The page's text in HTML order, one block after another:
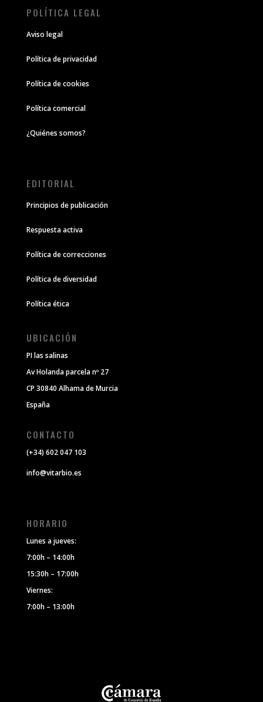
POLÍTICA LEGAL
Aviso legal
Política de privacidad
Política de cookies
Política comercial
¿Quiénes somos?
EDITORIAL
Principios de publicación
Respuesta activa
Política de correcciones
Política de diversidad
Política ética
UBICACIÓN
PI las salinas
Av Holanda parcela nº 27
CP 30840 Alhama de Murcia
España
CONTACTO
(+34) 602 047 103
info@vitarbio.es
HORARIO
Lunes a jueves:
7:00h – 14:00h
15:30h – 17:00h
Viernes:
7:00h – 13:00h